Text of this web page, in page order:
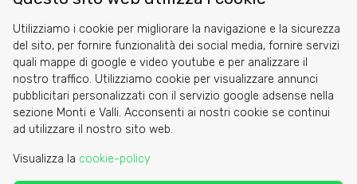
ShareFacebook
TwitterRedditWhatsApp
Gmail
Cookie
Privacy Policy
Utilizziamo i cookie per migliorare la navigazione e la sicurezza
del sito, per fornire funzionalità dei social media, fornire servizi
quali mappe di google e video youtube e per analizzare il
nostro traffico. Utilizziamo cookie per visualizzare annunci
pubblicitari personalizzati con il servizio google adsense nella
sezione Monti e Valli. Acconsenti ai nostri cookie se continui
ad utilizzare il nostro sito web.
Visualizza la cookie-policy